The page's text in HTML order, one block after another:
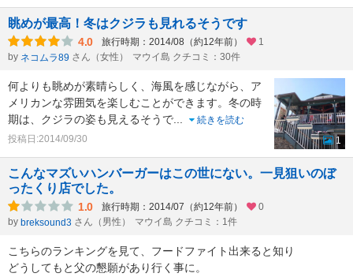
眺めが最高！冬はクジラも見れるそうです
4.0 旅行時期：2014/08（約12年前）
1
by ネコムラ89 さん（女性） マウイ島 クチコミ：30件
何よりも眺めが素晴らしく、海風を感じながら、ア
メリカンな雰囲気を楽しむことができます。冬の時
期は、クジラの姿も見えるそうで...
続きを読む
投稿日:2014/09/30
1
こんなマズいハンバーガーはこの世にない。一見狙いのぼ
ったくり店でした。
1.0 旅行時期：2014/07（約12年前）
0
by breksound3 さん（男性） マウイ島 クチコミ：1件
こちらのランキングを見て、フードファイト出来ると知り
どうしてもと父の懇願があり行く事に。